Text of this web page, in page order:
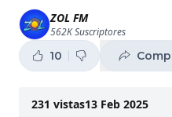
PODCAST
ZOL TV
ZOL FM
562KSuscriptores
10
231 vistas13 Feb 2025